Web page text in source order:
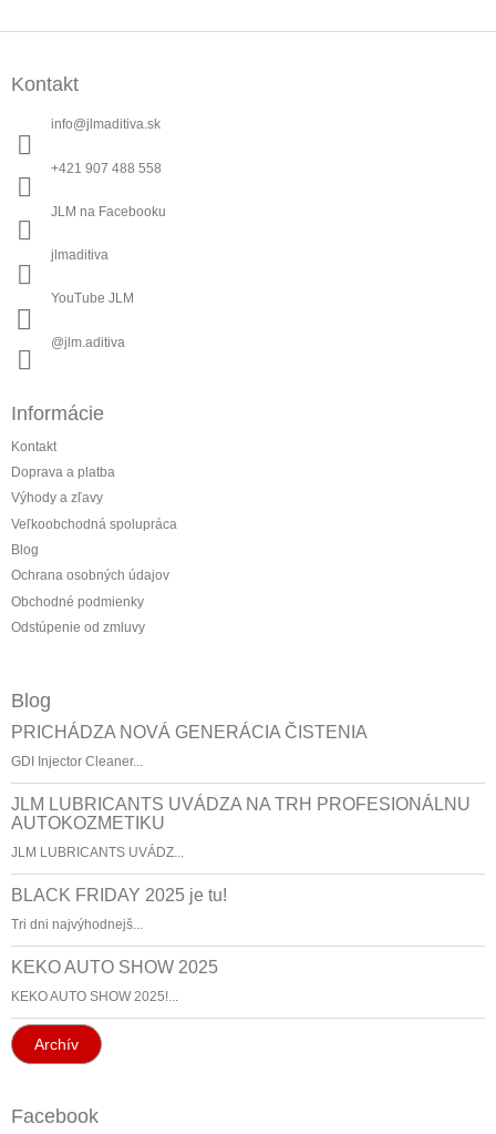
Kontakt
info@jlmaditiva.sk
+421 907 488 558
JLM na Facebooku
jlmaditiva
YouTube JLM
@jlm.aditiva
Informácie
Kontakt
Doprava a platba
Výhody a zľavy
Veľkoobchodná spolupráca
Blog
Ochrana osobných údajov
Obchodné podmienky
Odstúpenie od zmluvy
Blog
PRICHÁDZA NOVÁ GENERÁCIA ČISTENIA
GDI Injector Cleaner...
JLM LUBRICANTS UVÁDZA NA TRH PROFESIONÁLNU
AUTOKOZMETIKU
JLM LUBRICANTS UVÁDZ...
BLACK FRIDAY 2025 je tu!
Tri dni najvýhodnejš...
KEKO AUTO SHOW 2025
KEKO AUTO SHOW 2025!...
Archív
Facebook